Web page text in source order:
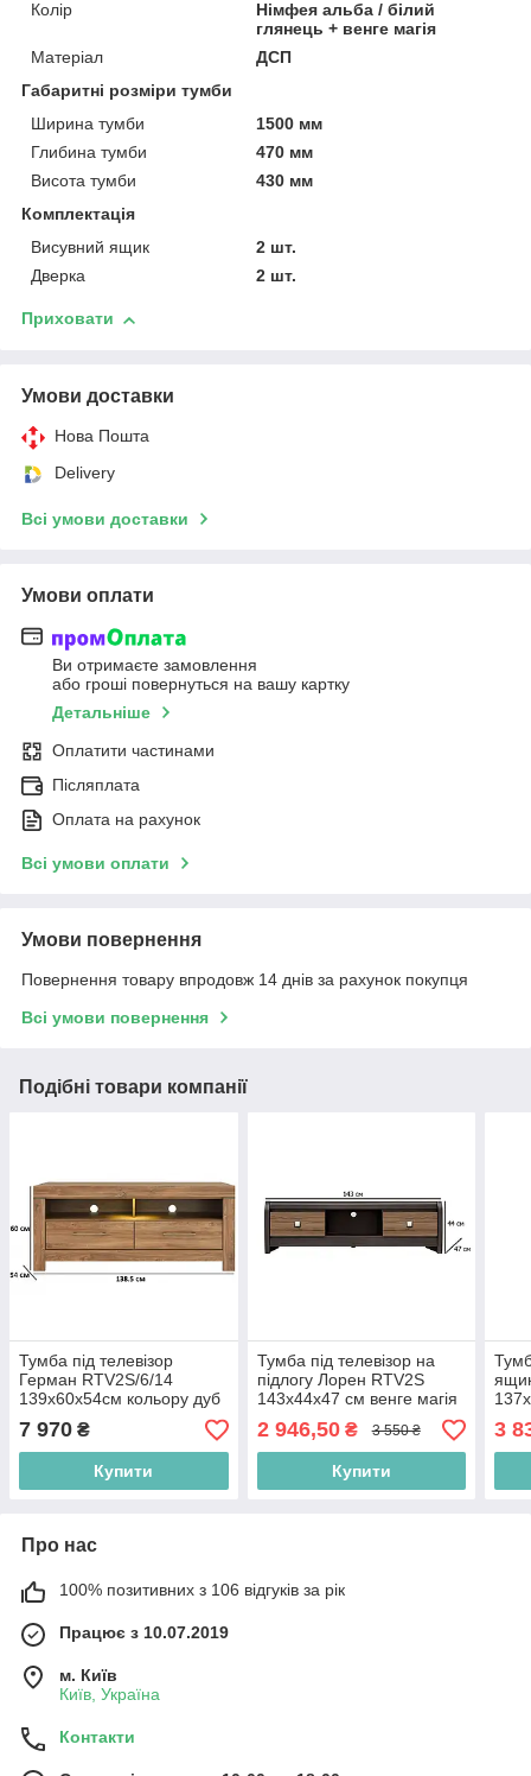
Колір
Німфея альба / білий
глянець + венге магія
Матеріал
ДСП
Габаритні розміри тумби
Ширина тумби
1500 мм
Глибина тумби
470 мм
Висота тумби
430 мм
Комплектація
Висувний ящик
2 шт.
Дверка
2 шт.
Приховати
Умови доставки
Нова Пошта
Delivery
Всі умови доставки
Умови оплати
Ви отримаєте замовлення
або гроші повернуться на вашу картку
Детальніше
Оплатити частинами
Післяплата
Оплата на рахунок
Всі умови оплати
Умови повернення
Повернення товару впродовж 14 днів за рахунок покупця
Всі умови повернення
Подібні товари компанії
Тумба під телевізор
Герман RTV2S/6/14
139х60х54см кольору дуб
стерлінг БРВ-Україна
7 970 ₴
Купити
Тумба під телевізор на
підлогу Лорен RTV2S
143х44х47 см венге магія
з фасадом монтеверде
БРВ-Україна
2 946,50₴ 3 550 ₴
Купити
3
Про нас
100% позитивних з 106 відгуків за рік
Працює з 10.07.2019
м. Київ
Київ, Україна
Контакти